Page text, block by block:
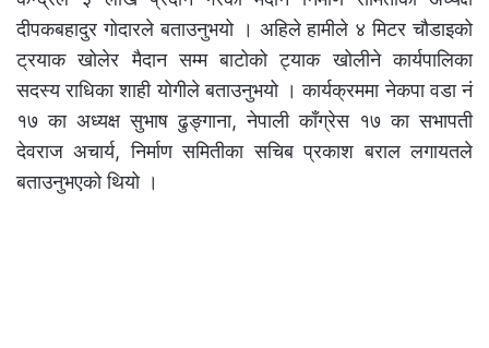
दीपकबहादुर गोदारले बताउनुभयो । अहिले हामीले ४ मिटर चौडाइको
ट्रयाक खोलेर मैदान सम्म बाटोको ट्याक खोलीने कार्यपालिका
सदस्य राधिका शाही योगीले बताउनुभयो । कार्यक्रममा नेकपा वडा नं
१७ का अध्यक्ष सुभाष ढुङ्गाना, नेपाली काँग्रेस १७ का सभापती
देवराज अचार्य, निर्माण समितीका सचिब प्रकाश बराल लगायतले
बताउनुभएको थियो ।